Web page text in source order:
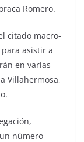
Romero.
citado macro-
asistir a
en varias
Villahermosa,
número